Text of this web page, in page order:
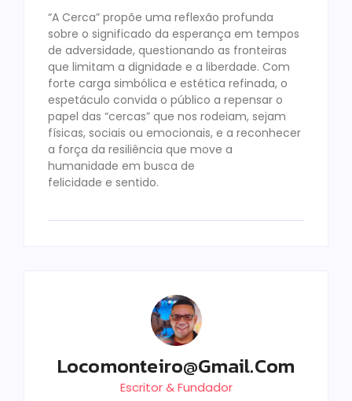
“A Cerca” propõe uma reflexão profunda
sobre o significado da esperança em tempos
de adversidade, questionando as fronteiras
que limitam a dignidade e a liberdade. Com
forte carga simbólica e estética refinada, o
espetáculo convida o público a repensar o
papel das “cercas” que nos rodeiam, sejam
físicas, sociais ou emocionais, e a reconhecer
a força da resiliência que move a
humanidade em busca de
felicidade e sentido.
Locomonteiro@gmail.com
Escritor & Fundador